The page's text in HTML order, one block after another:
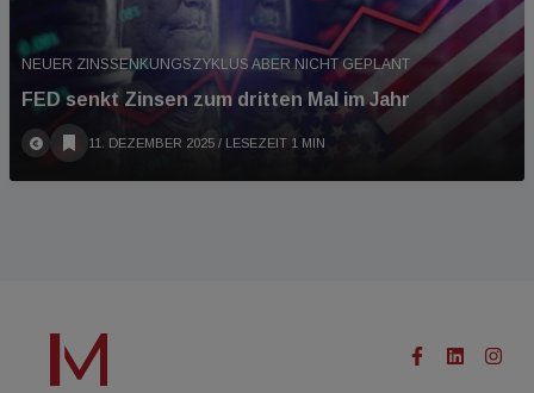
NEUER ZINSSENKUNGSZYKLUS ABER NICHT GEPLANT
FED senkt Zinsen zum dritten Mal im Jahr
11. DEZEMBER 2025 / LESEZEIT 1 MIN